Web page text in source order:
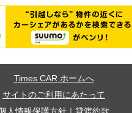
Times CAR ホームへ
サイトのご利用にあたって